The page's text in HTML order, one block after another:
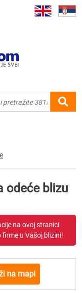
odeće blizu
na ovoj stranici
u Vašoj blizini!
na mapi